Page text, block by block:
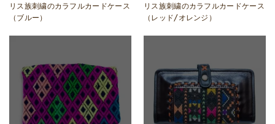
リス族刺繍のカラフルカードケース
（ブルー）
リス族刺繍のカラフルカードケース
（レッド/オレンジ）